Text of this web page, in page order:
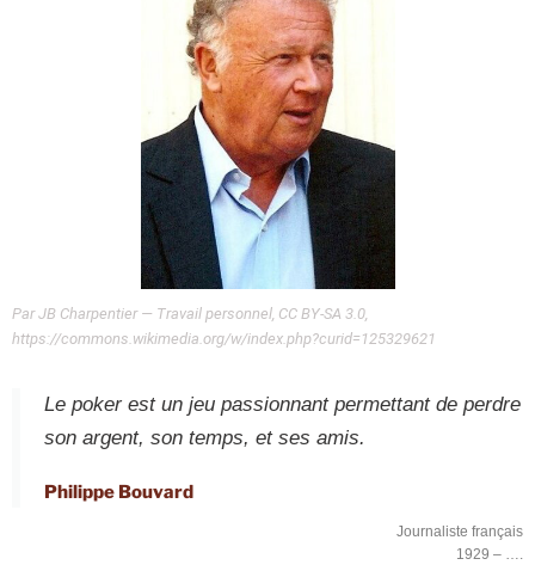
Par JB Charpentier — Travail personnel, CC BY-SA 3.0,
https://commons.wikimedia.org/w/index.php?curid=125329621
Le poker est un jeu passionnant permettant de perdre
son argent, son temps, et ses amis.
Philippe Bouvard
Journaliste français
1929 – ….